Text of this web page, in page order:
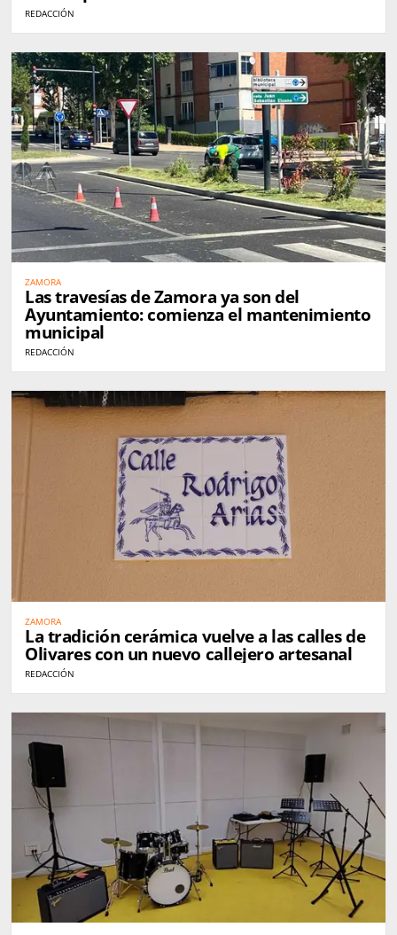
REDACCIÓN
ZAMORA
Las travesías de Zamora ya son del
Ayuntamiento: comienza el mantenimiento
municipal
REDACCIÓN
ZAMORA
La tradición cerámica vuelve a las calles de
Olivares con un nuevo callejero artesanal
REDACCIÓN